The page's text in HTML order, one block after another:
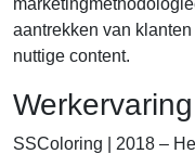
aantrekken van
nuttige content.
Werkervaring
SSColoring | 2018 –